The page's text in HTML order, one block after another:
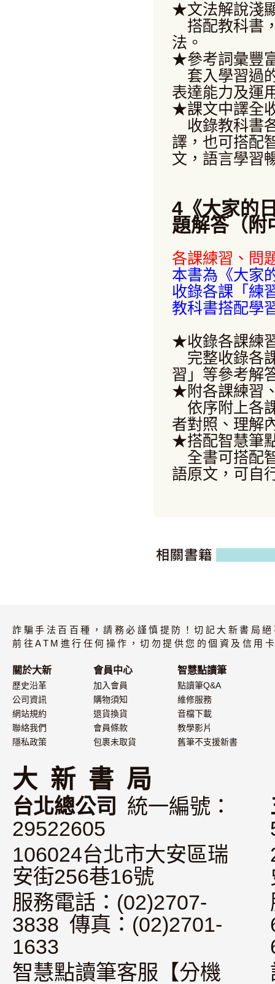
★文法解說淺
搭配教科書
法。
★參考詞彙豐
套入學習過
表達能力及運
★課文中譯全
收錄教科書
譯，也可搭配
文，語言學習
4 《大家
題解答（附
各課練習、問
本書為《大家
收錄各課「練
教科書搭配學
★收錄各課練
完整收錄各
習」等參考解
★附各課練習
依序附上各
者對照、理解
★搭配智慧筆
全書可搭配
語原文，可自
詐騙手法百百種，請務必謹慎提防！切記大新書局
前往ATM進行任何操作，切勿提供您的個資及信用
關於大新
歷史沿革
公司資訊
網站規約
聯絡我們
隱私政策
會員中心
加入會員
購物須知
退貨換貨
會員條款
包裹未取貨
智慧點讀筆
點讀筆Q&A
維修服務
音檔下載
教學影片
舊筆不支援新書
大 新 書 局
台北總公司
統一編號：
29522605
106024台北市大安區瑞
安街256巷16號
服務電話：(02)2707-
3838 傳真：(02)2701-
1633
智慧點讀筆客服【分機